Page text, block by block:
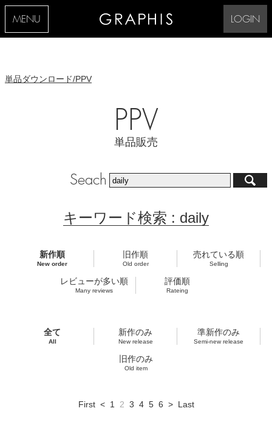
MENU LOGIN
単品ダウンロード/PPV
PPV
単品販売
Seach
キーワード検索 : daily
新作順
New order
旧作順
Old order
売れている順
Selling
レビューが多い順
Many reviews
評価順
Rateing
全て
All
新作のみ
New release
準新作のみ
Semi-new release
旧作のみ
Old item
First < 1 2 3 4 5 6 > Last